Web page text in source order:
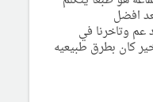
افضل
عم وتاخرنا في
كان بطرق طبيعيه